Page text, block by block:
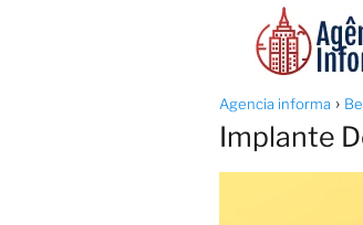
Agencia informa
Implante